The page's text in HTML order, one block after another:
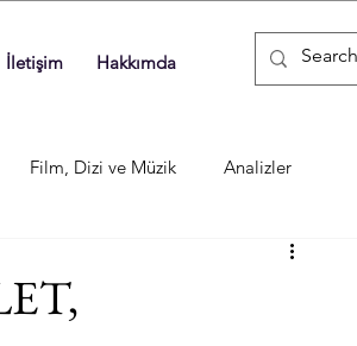
İletişim Hakkımda
Film, Dizi ve Müzik Analizler